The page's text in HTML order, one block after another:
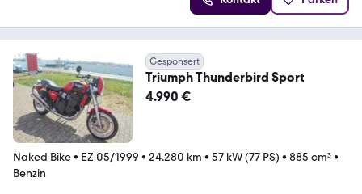
Gesponsert
Triumph Thunderbird Sport
4.990 €
Naked Bike• EZ 05/1999 • 24.280 km • 57 kW (77 PS) • 885 cm³•
Benzin